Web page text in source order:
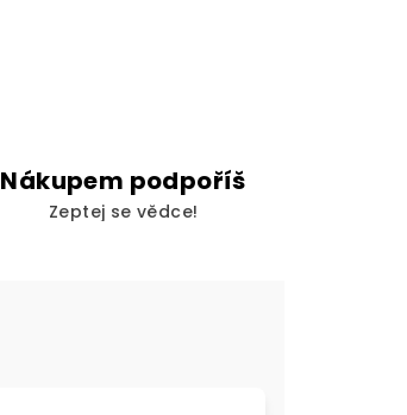
Nákupem podpoříš
Zeptej se vědce!